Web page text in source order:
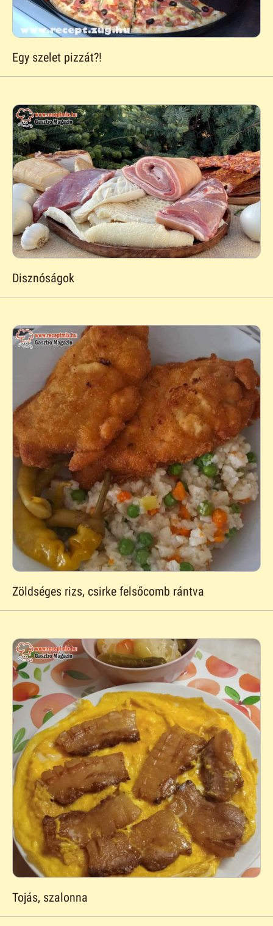
Egy szelet pizzát?!
Disznóságok
Zöldséges rizs, csirke felsőcomb rántva
Tojás, szalonna